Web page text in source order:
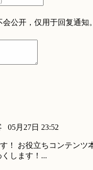
公开，仅用于回复通知。
05月27日 23:52
！ お役立ちコンテンツ
します！...